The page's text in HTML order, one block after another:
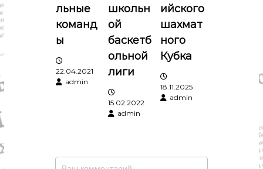
п
и
с
я
льные
команд
ы
22.04.2021
admin
школьн
ой
баскетб
ольной
лиги
15.02.2022
admin
ийского
шахмат
ного
Кубка
18.11.2025
admin